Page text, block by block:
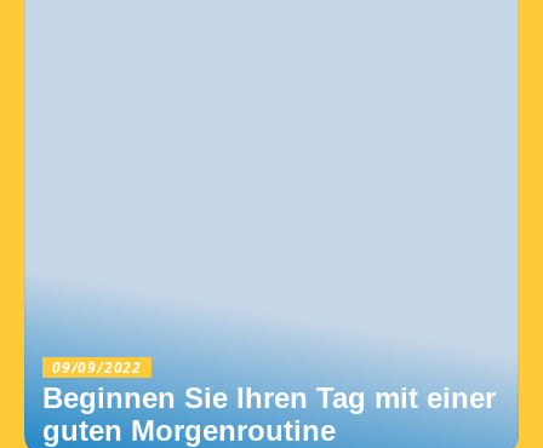
09/09/2022
Beginnen Sie Ihren Tag mit einer
guten Morgenroutine